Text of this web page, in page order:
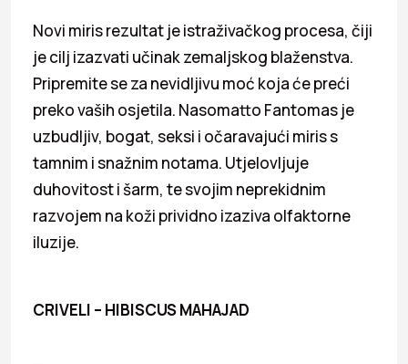
Novi miris rezultat je istraživačkog procesa, čiji
je cilj izazvati učinak zemaljskog blaženstva.
Pripremite se za nevidljivu moć koja će preći
preko vaših osjetila. Nasomatto Fantomas je
uzbudljiv, bogat, seksi i očaravajući miris s
tamnim i snažnim notama. Utjelovljuje
duhovitost i šarm, te svojim neprekidnim
razvojem na koži prividno izaziva olfaktorne
iluzije.
CRIVELI – HIBISCUS MAHAJAD